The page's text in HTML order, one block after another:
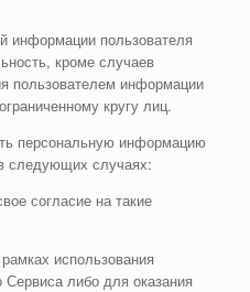
информации пользователя
кроме случаев
пользователем информации
кругу лиц.
персональную информацию
следующих случаях:
согласие на такие
использования
либо для оказания